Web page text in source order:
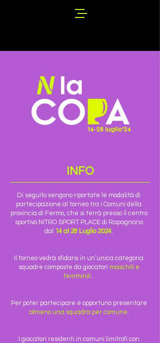
INFO
Di seguito vengono riportate le modalità di
partecipazione al torneo tra i Comuni della
provincia di Fermo, che si terrà presso il centro
sportivo NITRO SPORT PLACE di Rapagnano
dal
14 al 28 Luglio 2024.
Il torneo vedrà sfidarsi in un’unica categoria
squadre composte da giocatori maschili e
femminili.
Per poter partecipare è opportuno presentare
almeno una squadra per comune.
I giocatori residenti in comuni limitrofi con